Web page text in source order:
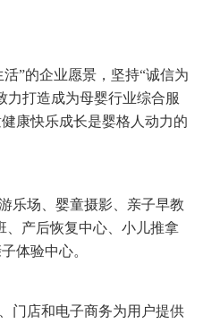
”的企业愿景，坚持“诚信为
力打造成为母婴行业综合服
康快乐成长是婴格人动力的
场、婴童摄影、亲子早教
产后恢复中心、小儿推拿
体验中心。
店和电子商务为用户提供